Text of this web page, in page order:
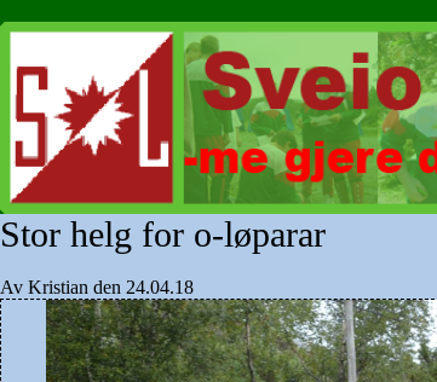
Stor helg for o-løparar
Av Kristian den 24.04.18